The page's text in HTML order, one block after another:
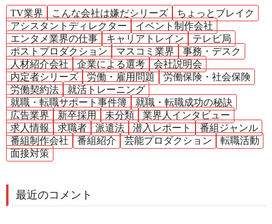
TV業界 こんな会社は嫌だシリーズ
ちょっとブレイク
アシスタントディレクター
イベント制作会社
エンタメ業界の仕事
キャリアトレイン
テレビ局
ポストプロダクション
マスコミ業界
事務・デスク
人材紹介会社
企業による選考
会社説明会
内定者シリーズ
労働・雇用問題
労働保険・社会保険
労働契約法
就活トレーニング
就職・転職サポート事件簿
就職・転職成功の秘訣
広告業界
新卒採用 未分類
業界人インタビュー
求人情報
求職者 派遣法 潜入レポート
番組ジャンル
番組制作会社
番組紹介 芸能プロダクション
転職活動
面接対策
最近のコメント